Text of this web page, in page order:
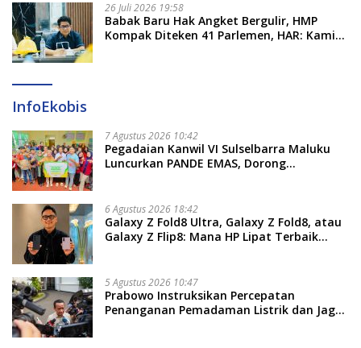
26 Juli 2026 19:58
​Babak Baru Hak Angket Bergulir, HMP
Kompak Diteken 41 Parlemen, HAR: Kami
InfoEkobis
7 Agustus 2026 10:42
Pegadaian Kanwil VI Sulselbarra Maluku
Luncurkan PANDE EMAS, Dorong
6 Agustus 2026 18:42
Galaxy Z Fold8 Ultra, Galaxy Z Fold8, atau
Galaxy Z Flip8: Mana HP Lipat Terbaik
5 Agustus 2026 10:47
Prabowo Instruksikan Percepatan
Penanganan Pemadaman Listrik dan Jaga